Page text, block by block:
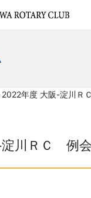
2022年度 大阪-淀川Ｒ
川ＲＣ 例